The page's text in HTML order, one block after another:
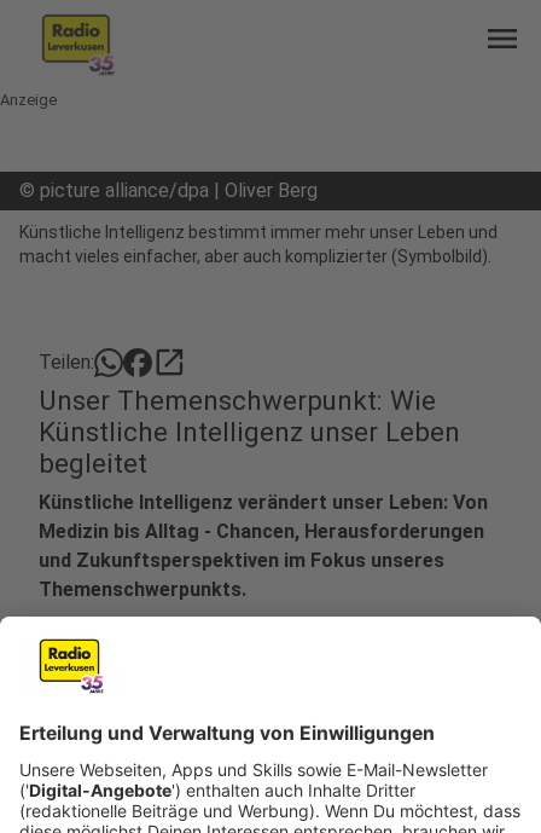
menu
Anzeige
© picture alliance/dpa | Oliver Berg
Künstliche Intelligenz bestimmt immer mehr unser Leben und
macht vieles einfacher, aber auch komplizierter (Symbolbild).
Teilen: open_in_new
Unser Themenschwerpunkt: Wie
Künstliche Intelligenz unser Leben
begleitet
Künstliche Intelligenz verändert unser Leben: Von
Medizin bis Alltag - Chancen, Herausforderungen
und Zukunftsperspektiven im Fokus unseres
Themenschwerpunkts.
Veröffentlicht:
Künstliche Intelligenz ist längst mehr als Science-
Fiction - sie prägt unser Leben in vielen Bereichen. Ob